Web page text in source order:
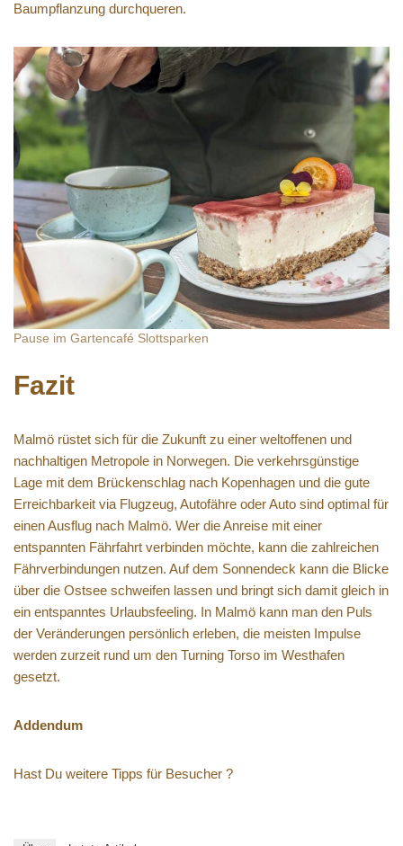
Baumpflanzung durchqueren.
Pause im Gartencafé Slottsparken
Fazit
Malmö rüstet sich für die Zukunft zu einer weltoffenen und
nachhaltigen Metropole in Norwegen. Die verkehrsgünstige
Lage mit dem Brückenschlag nach Kopenhagen und die gute
Erreichbarkeit via Flugzeug, Autofähre oder Auto sind optimal für
einen Ausflug nach Malmö. Wer die Anreise mit einer
entspannten Fährfahrt verbinden möchte, kann die zahlreichen
Fährverbindungen nutzen. Auf dem Sonnendeck kann die Blicke
über die Ostsee schweifen lassen und bringt sich damit gleich in
ein entspanntes Urlaubsfeeling. In Malmö kann man den Puls
der Veränderungen persönlich erleben, die meisten Impulse
werden zurzeit rund um den Turning Torso im Westhafen
gesetzt.
Addendum
Hast Du weitere Tipps für Besucher ?